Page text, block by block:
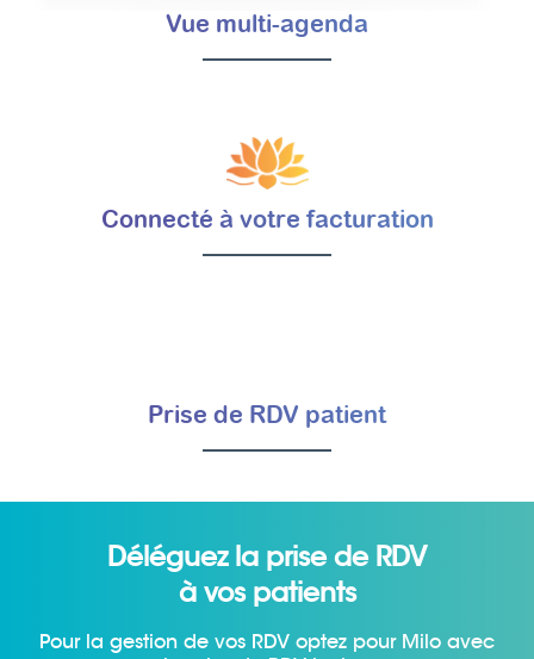
Vue multi-agenda
Connecté à votre facturation
Prise de RDV patient
Déléguez la prise de RDV
à vos patients
Pour la gestion de vos RDV optez pour Milo avec